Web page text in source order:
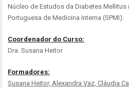
Núcleo de Estudos da Diabetes Mellitus
Portuguesa de Medicina Interna (SPMI).
Coordenador do Curso:
Dra. Susana Heitor
Formadores:
Susana Heitor, Alexandra Vaz, Cláudia